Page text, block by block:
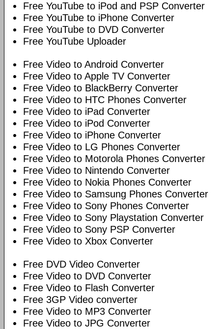
Free YouTube to iPod and PSP Converter
Free YouTube to iPhone Converter
Free YouTube to DVD Converter
Free YouTube Uploader
Free Video to Android Converter
Free Video to Apple TV Converter
Free Video to BlackBerry Converter
Free Video to HTC Phones Converter
Free Video to iPad Converter
Free Video to iPod Converter
Free Video to iPhone Converter
Free Video to LG Phones Converter
Free Video to Motorola Phones Converter
Free Video to Nintendo Converter
Free Video to Nokia Phones Converter
Free Video to Samsung Phones Converter
Free Video to Sony Phones Converter
Free Video to Sony Playstation Converter
Free Video to Sony PSP Converter
Free Video to Xbox Converter
Free DVD Video Converter
Free Video to DVD Converter
Free Video to Flash Converter
Free 3GP Video converter
Free Video to MP3 Converter
Free Video to JPG Converter